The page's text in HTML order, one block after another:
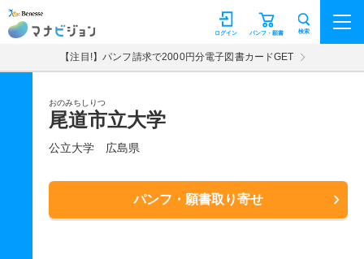
マナビジョン パンフ・願書
ログイン 検索
【注目!】パンフ請求で2000円分電子図書カードGET
おのみちしりつ
尾道市立大学
公立大学 広島県
パンフ・願書取り寄せ